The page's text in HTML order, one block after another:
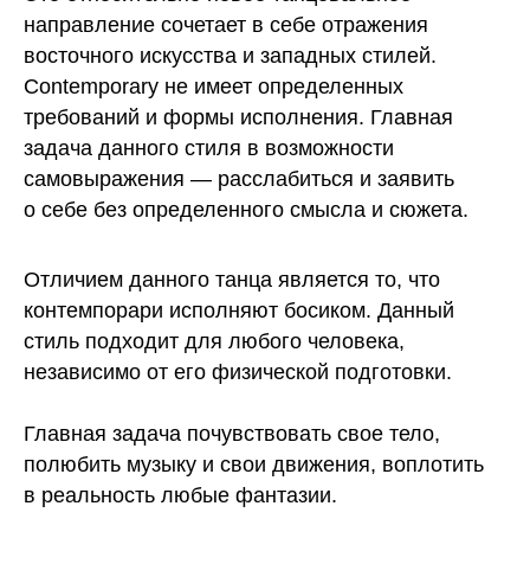
направление сочетает в себе отражения
восточного искусства и западных стилей.
Contemporary не имеет определенных
требований и формы исполнения. Главная
задача данного стиля в возможности
самовыражения — расслабиться и заявить
о себе без определенного смысла и сюжета.
Отличием данного танца является то, что
контемпорари исполняют босиком. Данный
стиль подходит для любого человека,
независимо от его физической подготовки.
Главная задача почувствовать свое тело,
полюбить музыку и свои движения, воплотить
в реальность любые фантазии.